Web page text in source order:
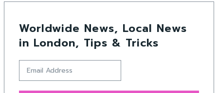
Worldwide News, Local News
in London, Tips & Tricks